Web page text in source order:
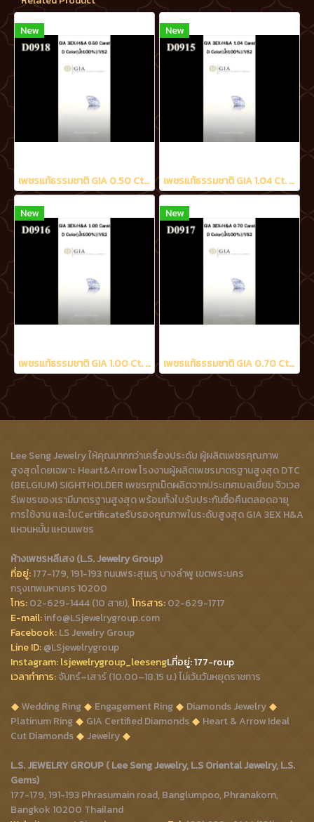
New
เพชรแท้ธรรมชาติ GIA 0.50 Ct. D/VS2
New
เพชรแท้ธรรมชาติ GIA 1.04 Ct. D/VS2
New
เพชรแท้ธรรมชาติ GIA 1.00 Ct. D/VS2
New
เพชรแท้ธรรมชาติ GIA 0.70 Ct. D/VS2
Lee Seng Jewelry ให้คุณมากกว่าเครื่องประดับ ผู้ผลิตเพชรคุณภาพ
สูงสุดโดยเฉพาะ Heart&Arrow โรงงานผู้ผลิตเพชรมาตรฐานสูงสุด DTC
(BELGIUM) SIGHTHOLDER เพชรทุกเม็ดผลิตจากประเทศเบลเยี่ยม จิวเวล
รีเพชรของเรามีมาตรฐานสูงสุด พร้อมทั้งใบรับประกันซื้อคืนตลอดอายุ
การใช้งาน และใบCertificateรับรองคุณภาพในระดับสูงสุด GIA 3EX H&A
แหวนหมั้น แหวนเพชร
ห้างเพชรหลีเสง (L.S. Jewelry Group)
ที่อยู่:177-179, 191-193 ถนนพระสุเมรุ บางลำพู เขตพระนคร
กรุงเทพมหานคร 10200
โทร:02-629-1444 (10 สาย),โทรสาร:02-629-1717
E-mail:info@LSjewelrygroup.com
Facebook:LS Jewelry Group
Line ID:@LSjewelrygroup
Instagram:lsjewelrygroup_leesengLที่อยู่: 177-roup
เวลาทำการ:จันทร์–เสาร์ (10.00–18.15 น.) ไม่เว้นวันหยุดราชการ
Wedding Ring
Engagement Ring
Diamonds Jewelry
Platinum Ring
GIA Certified Diamonds
Heart & Arrow Ideal
Cut Diamonds
Jewelry
L.S. JEWELRY GROUP ( Lee Seng Jewelry, L.S Oriental Jewelry, L.S.
Gems)
177-179, 191-193 Phrasumain road, Banglumpoo, Phranakorn,
Bangkok 10200 Thailand